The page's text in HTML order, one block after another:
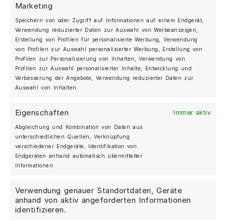
Marketing
Speichern von oder Zugriff auf Informationen auf einem Endgerät,
Verwendung reduzierter Daten zur Auswahl von Werbeanzeigen,
Erstellung von Profilen für personalisierte Werbung, Verwendung
von Profilen zur Auswahl personalisierter Werbung, Erstellung von
Profilen zur Personalisierung von Inhalten, Verwendung von
Profilen zur Auswahl personalisierter Inhalte, Entwicklung und
Verbesserung der Angebote, Verwendung reduzierter Daten zur
Auswahl von Inhalten.
Eigenschaften Immer aktiv
Abgleichung und Kombination von Daten aus
unterschiedlichen Quellen, Verknüpfung
verschiedener Endgeräte, Identifikation von
Endgeräten anhand automatisch übermittelter
Informationen.
Verwendung genauer Standortdaten, Geräte
anhand von aktiv angeforderten Informationen
identifizieren.